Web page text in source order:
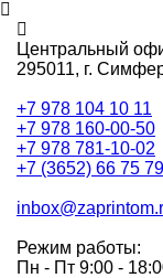
Центральный
295011, г.
+7 978 104 10 11
+7 978 160-00-50
+7 978 781-10-02
+7 (3652) 66 75 79
Режим работы:
Пн - Пт 9:00 -